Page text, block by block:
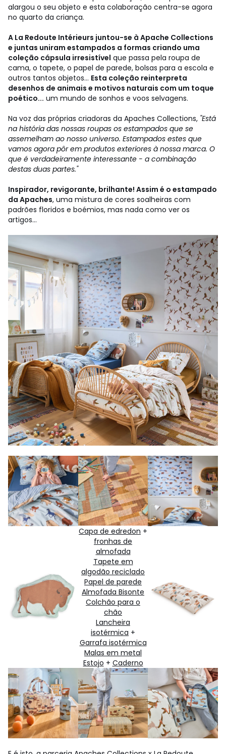
alargou o seu objeto e esta colaboração centra-se agora
no quarto da criança.
A La Redoute Intérieurs juntou-se à Apache Collections
e juntas uniram estampados a formas criando uma
coleção cápsula irresistível que passa pela roupa de
cama, o tapete, o papel de parede, bolsas para a escola e
outros tantos objetos... Esta coleção reinterpreta
desenhos de animais e motivos naturais com um toque
poético... um mundo de sonhos e voos selvagens.
Na voz das próprias criadoras da Apaches Collections, "Está
na história das nossas roupas os estampados que se
assemelham ao nosso universo. Estampados estes que
vamos agora pôr em produtos exteriores à nossa marca. O
que é verdadeiramente interessante - a combinação
destas duas partes."
Inspirador, revigorante, brilhante! Assim é o estampado
da Apaches, uma mistura de cores soalheiras com
padrões floridos e boémios, mas nada como ver os
artigos...
Capa de edredon +
fronhas de
almofada
Tapete em
algodão reciclado
Papel de parede
Almofada Bisonte
Colchão para o
chão
Lancheira
isotérmica +
Garrafa isotérmica
Malas em metal
Estojo + Caderno